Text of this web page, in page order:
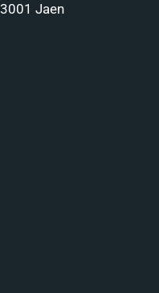
Jaen